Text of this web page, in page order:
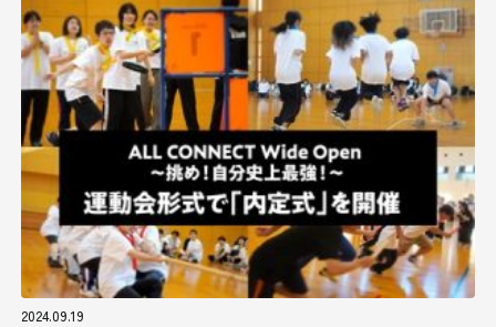
2024.09.19